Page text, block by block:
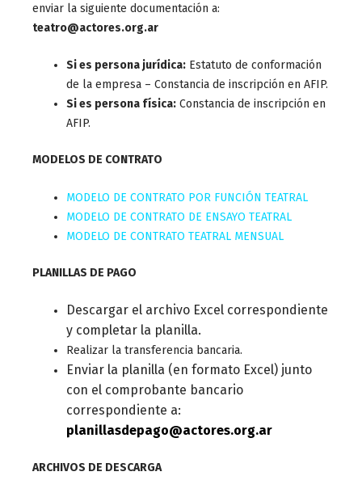
enviar la siguiente documentación a:
teatro@actores.org.ar
Si es persona jurídica: Estatuto de conformación
de la empresa – Constancia de inscripción en AFIP.
Si es persona física: Constancia de inscripción en
AFIP.
MODELOS DE CONTRATO
MODELO DE CONTRATO POR FUNCIÓN TEATRAL
MODELO DE CONTRATO DE ENSAYO TEATRAL
MODELO DE CONTRATO TEATRAL MENSUAL
PLANILLAS DE PAGO
Descargar el archivo Excel correspondiente
y completar la planilla.
Realizar la transferencia bancaria.
Enviar la planilla (en formato Excel) junto
con el comprobante bancario
correspondiente a:
planillasdepago@actores.org.ar
ARCHIVOS DE DESCARGA